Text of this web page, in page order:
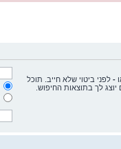
- לפני ביטוי שלא חייב. תוכל
לך בתוצאות החיפוש.